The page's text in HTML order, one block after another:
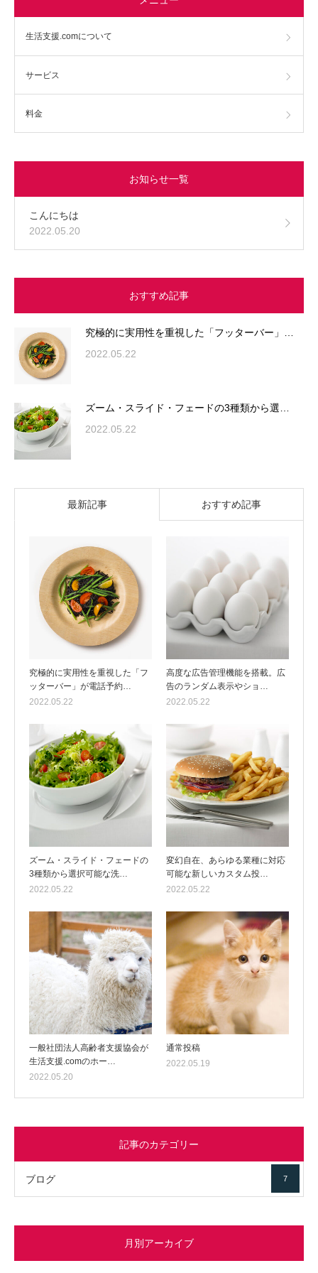
生活支援.comについて
サービス
料金
お知らせ一覧
こんにちは
2022.05.20
おすすめ記事
究極的に実用性を重視した「フッターバー」…
2022.05.22
ズーム・スライド・フェードの3種類から選…
2022.05.22
最新記事 おすすめ記事
究極的に実用性を重視した「フ
ッターバー」が電話予約…
2022.05.22
高度な広告管理機能を搭載。広
告のランダム表示やショ…
2022.05.22
ズーム・スライド・フェードの
3種類から選択可能な洗…
2022.05.22
変幻自在、あらゆる業種に対応
可能な新しいカスタム投…
2022.05.22
一般社団法人高齢者支援協会が
生活支援.comのホー…
2022.05.20
通常投稿
2022.05.19
記事のカテゴリー
ブログ 7
月別アーカイブ